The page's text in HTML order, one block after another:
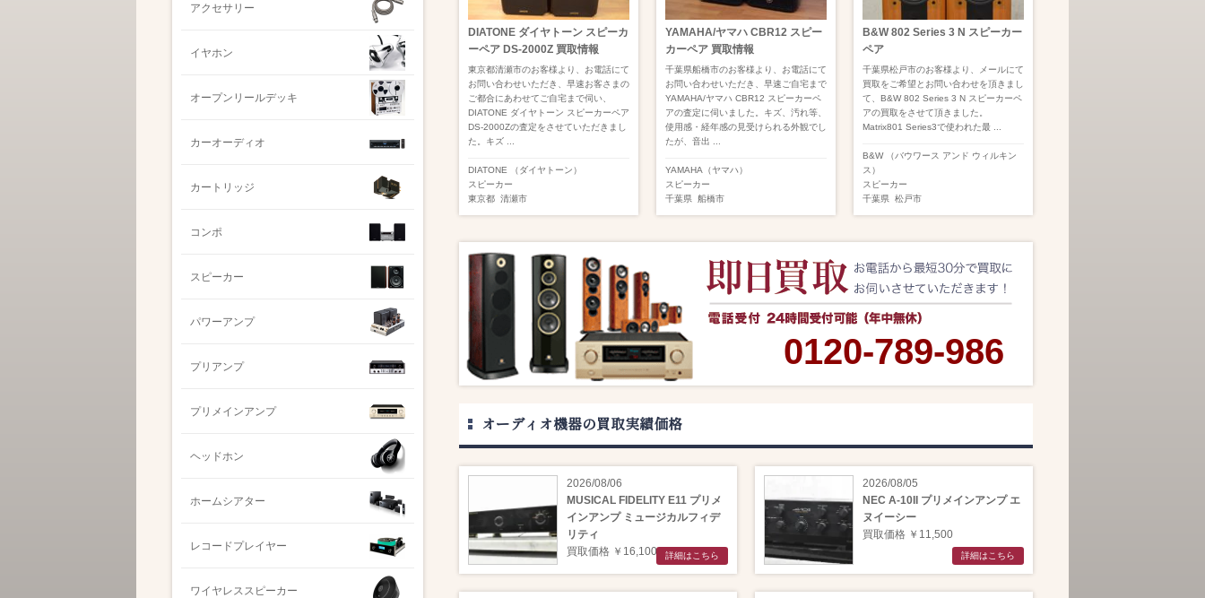
DIATONE ダイヤトーン スピーカ
ーペア DS-2000Z 買取情報
東京都清瀬市のお客様より、お電話にて
お問い合わせいただき、早速お客さまの
ご都合にあわせてご自宅まで伺い、
DIATONE ダイヤトーン スピーカーペア
DS-2000Zの査定をさせていただきまし
た。キズ ...
DIATONE （ダイヤトーン）
スピーカー
東京都 清瀬市
YAMAHA/ヤマハ CBR12 スピー
カーペア 買取情報
千葉県船橋市のお客様より、お電話にて
お問い合わせいただき、早速ご自宅まで
YAMAHA/ヤマハ CBR12 スピーカーペ
アの査定に伺いました。キズ、汚れ等、
使用感・経年感の見受けられる外観でし
たが、音出 ...
YAMAHA（ヤマハ）
スピーカー
千葉県 船橋市
B&W 802 Series 3 N スピーカー
ペア
千葉県松戸市のお客様より、メールにて
買取をご希望とお問い合わせを頂きまし
て、B&W 802 Series 3 N スピーカーペ
アの買取をさせて頂きました。
Matrix801 Series3で使われた最 ...
B&W （バウワース アンド ウィルキン
ス）
スピーカー
千葉県 松戸市
0120-789-986
オーディオ機器の買取実績価格
2026/08/06
MUSICAL FIDELITY E11 プリメ
インアンプ ミュージカルフィデ
リティ
買取価格 ￥16,100
詳細はこちら
2026/08/05
NEC A-10II プリメインアンプ エ
ヌイーシー
買取価格 ￥11,500
詳細はこちら
アクセサリー
イヤホン
オープンリールデッキ
カーオーディオ
カートリッジ
コンポ
スピーカー
パワーアンプ
プリアンプ
プリメインアンプ
ヘッドホン
ホームシアター
レコードプレイヤー
ワイヤレススピーカー